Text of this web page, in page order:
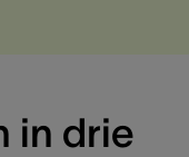
in drie